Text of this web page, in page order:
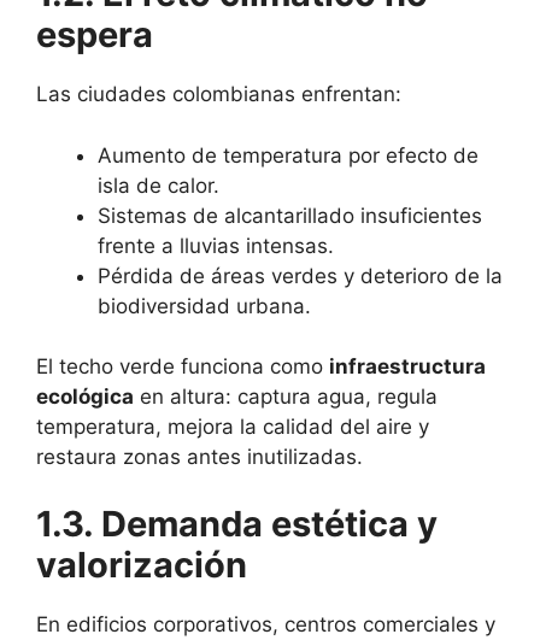
espera
Las ciudades colombianas enfrentan:
Aumento de temperatura por efecto de
isla de calor.
Sistemas de alcantarillado insuficientes
frente a lluvias intensas.
Pérdida de áreas verdes y deterioro de la
biodiversidad urbana.
El techo verde funciona como infraestructura
ecológica en altura: captura agua, regula
temperatura, mejora la calidad del aire y
restaura zonas antes inutilizadas.
1.3. Demanda estética y
valorización
En edificios corporativos, centros comerciales y